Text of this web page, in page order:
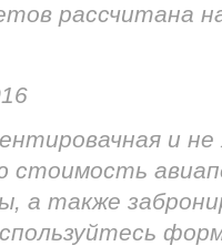
рассчитана
и
стоимость
а также